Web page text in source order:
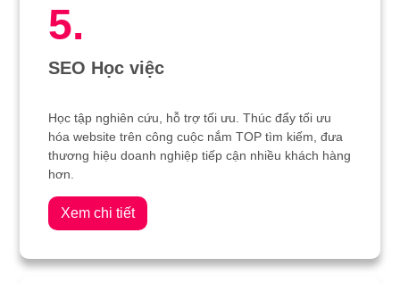
5.
SEO Học việc
Học tập nghiên cứu, hỗ trợ tối ưu. Thúc đẩy tối ưu
hóa website trên công cuộc nắm TOP tìm kiếm, đưa
thương hiệu doanh nghiệp tiếp cận nhiều khách hàng
hơn.
Xem chi tiết